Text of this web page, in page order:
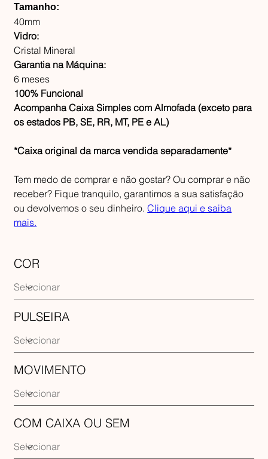
Tamanho:
40mm
Vidro:
Cristal Mineral
Garantia na Máquina:
6 meses
100% Funcional
Acompanha Caixa Simples com Almofada (exceto para
os estados PB, SE, RR, MT, PE e AL)
*Caixa original da marca vendida separadamente*
Tem medo de comprar e não gostar? Ou comprar e não
receber? Fique tranquilo, garantimos a sua satisfação
ou devolvemos o seu dinheiro.Clique aqui e saiba
mais.
COR
PULSEIRA
MOVIMENTO
COM CAIXA OU SEM